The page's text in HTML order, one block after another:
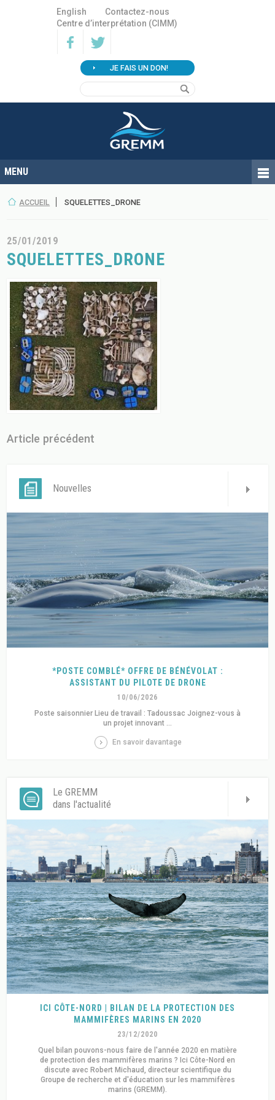
English
Contactez-nous
Centre d’interprétation (CIMM)
JE FAIS UN DON!
ACCUEIL SQUELETTES_DRONE
25/01/2019
SQUELETTES_DRONE
Article précédent
Nouvelles
*POSTE COMBLÉ* OFFRE DE BÉNÉVOLAT :
ASSISTANT DU PILOTE DE DRONE
10/06/2026
Poste saisonnier Lieu de travail : Tadoussac Joignez-vous à
un projet innovant ...
En savoir davantage
Le GREMM
dans l'actualité
ICI CÔTE-NORD | BILAN DE LA PROTECTION DES
MAMMIFÈRES MARINS EN 2020
23/12/2020
Quel bilan pouvons-nous faire de l'année 2020 en matière
de protection des mammifères marins ? Ici Côte-Nord en
discute avec Robert Michaud, directeur scientifique du
Groupe de recherche et d'éducation sur les mammifères
marins (GREMM).